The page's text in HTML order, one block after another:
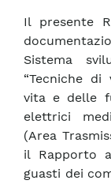
Il presente
Sistema
“Tecniche
vita e delle
elettrici
(Area
il Rapporto
guasti dei